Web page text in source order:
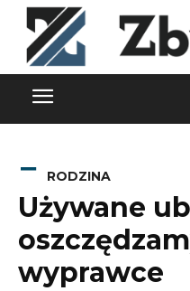
RODZINA
Używane
wyprawce